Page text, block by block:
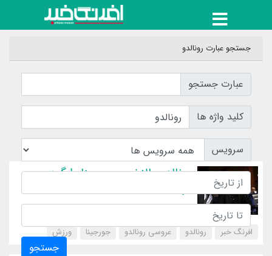
جستجو عبارت رونالدو
عبارت جستجو
جستجو
کلید واژه ها
سرویس
رونالدو بالاخره جورجینا را گردن
افرنگ خبر رونالدو عروسی رونالدو جورجینا ‌ورزش